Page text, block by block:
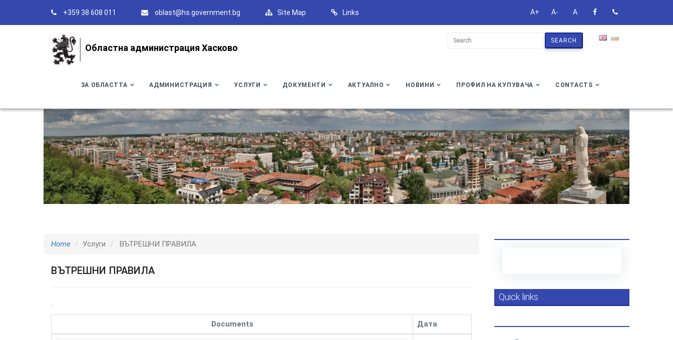
+359 38 608 011 oblast@hs.government.bg Site Map Links A+ A- A
Областна администрация Хасково
SEARCH
ЗА ОБЛАСТТА АДМИНИСТРАЦИЯ УСЛУГИ ДОКУМЕНТИ АКТУАЛНО НОВИНИ ПРОФИЛ НА КУПУВАЧА CONTACTS
Home Услуги ВЪТРЕШНИ ПРАВИЛА
ВЪТРЕШНИ ПРАВИЛА
.
Documents Дата
Quick links